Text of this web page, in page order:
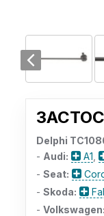
Delphi
- Audi: A1
- Seat:
- Skoda:
- Volkswagen: